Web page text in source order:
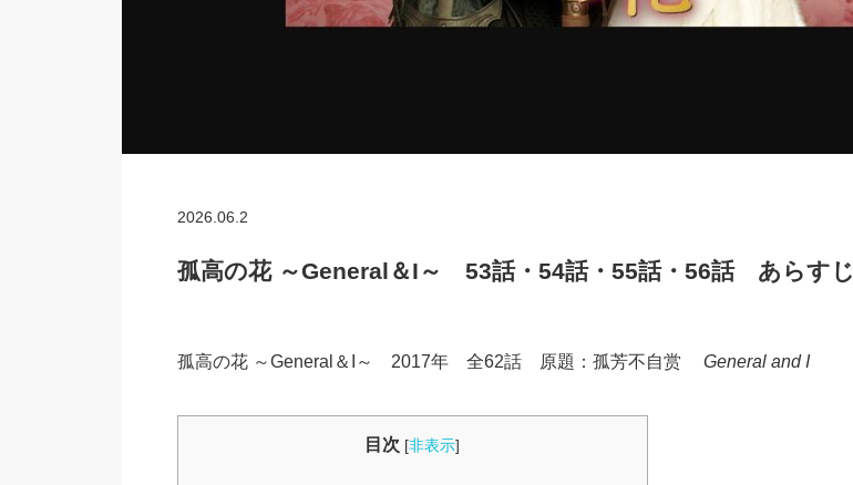
2026.06.2
孤高の花 ～General＆I～ 53話・54話・55話・56話 あらすじ
孤高の花 ～General＆I～ 2017年 全62話 原題：孤芳不自赏 General and I
目次 [非表示]